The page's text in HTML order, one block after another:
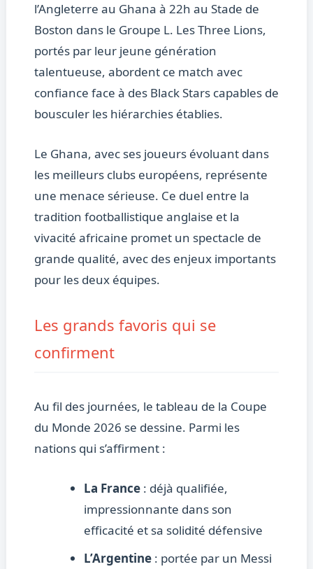
l’Angleterre au Ghana à 22h au Stade de
Boston dans le Groupe L. Les Three Lions,
portés par leur jeune génération
talentueuse, abordent ce match avec
confiance face à des Black Stars capables de
bousculer les hiérarchies établies.
Le Ghana, avec ses joueurs évoluant dans
les meilleurs clubs européens, représente
une menace sérieuse. Ce duel entre la
tradition footballistique anglaise et la
vivacité africaine promet un spectacle de
grande qualité, avec des enjeux importants
pour les deux équipes.
Les grands favoris qui se
confirment
Au fil des journées, le tableau de la Coupe
du Monde 2026 se dessine. Parmi les
nations qui s’affirment :
La France: déjà qualifiée,
impressionnante dans son
efficacité et sa solidité défensive
L’Argentine: portée par un Messi